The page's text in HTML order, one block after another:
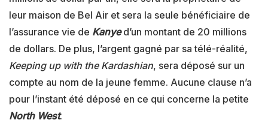
leur maison de Bel Air et sera la seule bénéficiaire de
l’assurance vie de Kanyed’un montant de 20 millions
de dollars. De plus, l’argent gagné par sa télé-réalité,
Keeping up with the Kardashian, sera déposé sur un
compte au nom de la jeune femme. Aucune clause n’a
pour l’instant été déposé en ce qui concerne la petite
North West.